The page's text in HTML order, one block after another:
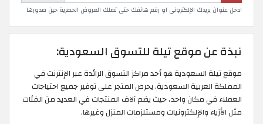
ادخل عنوان بريدك الإلكتروني او رقم هاتفك حتى تصلك العروض الحصرية حين صدورها
نبذة عن موقع تيلة للتسوق السعودية:
موقع تيلة السعودية هو أحد مراكز التسوق الرائدة عبر الإنترنت في
المملكة العربية السعودية. يحرص المتجر على توفير جميع احتياجات
العملاء في مكان واحد، حيث يضم آلاف المنتجات في العديد من الفئات
مثل الأزياء والإلكترونيات ومستلزمات المنزل وغيرها.